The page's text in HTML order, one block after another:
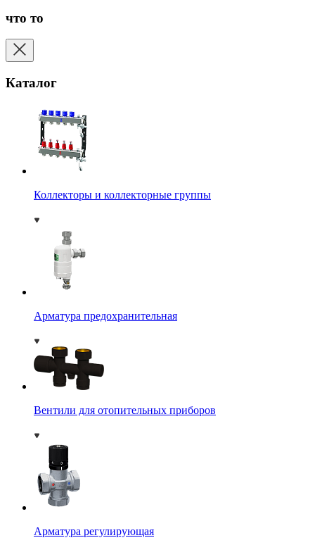
что то
Каталог
Коллекторы и коллекторные группы
Арматура предохранительная
Вентили для отопительных приборов
Арматура регулирующая